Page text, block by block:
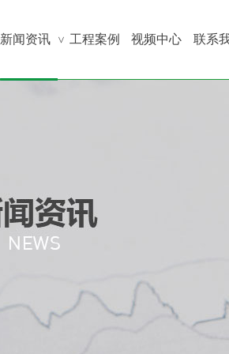
新闻资讯 > 工程案例 视频中心 联系